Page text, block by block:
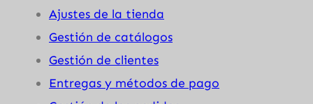
Ajustes de la tienda
Gestión de catálogos
Gestión de clientes
Entregas y métodos de pago